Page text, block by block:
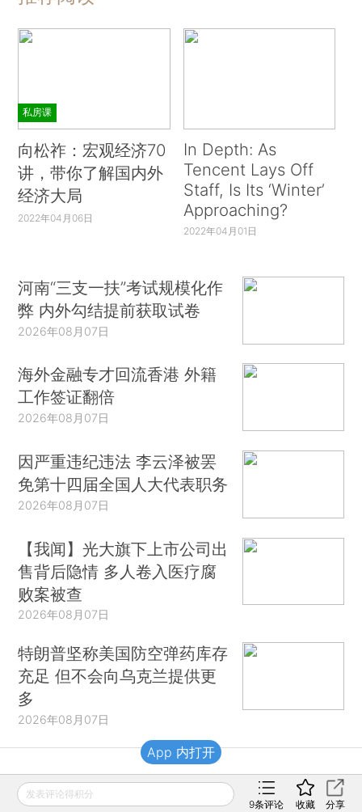
私房课
向松祚：宏观经济70
讲，带你了解国内外
经济大局
2022年04月06日
In Depth: As
Tencent Lays Off
Staff, Is Its ‘Winter’
Approaching?
2022年04月01日
河南“三支一扶”考试规模化作
弊 内外勾结提前获取试卷
2026年08月07日
海外金融专才回流香港 外籍
工作签证翻倍
2026年08月07日
因严重违纪违法 李云泽被罢
免第十四届全国人大代表职务
2026年08月07日
【我闻】光大旗下上市公司出
售背后隐情 多人卷入医疗腐
败案被查
2026年08月07日
特朗普坚称美国防空弹药库存
充足 但不会向乌克兰提供更
多
2026年08月07日
财新移动
发表评论得积分
9条评论 收藏 分享
App 内打开